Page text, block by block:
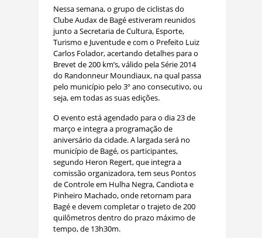
Nessa semana, o grupo de ciclistas do
Clube Audax de Bagé estiveram reunidos
junto a Secretaria de Cultura, Esporte,
Turismo e Juventude e com o Prefeito Luiz
Carlos Folador, acertando detalhes para o
Brevet de 200 km’s, válido pela Série 2014
do Randonneur Moundiaux, na qual passa
pelo município pelo 3º ano consecutivo, ou
seja, em todas as suas edições.
O evento está agendado para o dia 23 de
março e integra a programação de
aniversário da cidade. A largada será no
município de Bagé, os participantes,
segundo Heron Regert, que integra a
comissão organizadora, tem seus Pontos
de Controle em Hulha Negra, Candiota e
Pinheiro Machado, onde retornam para
Bagé e devem completar o trajeto de 200
quilômetros dentro do prazo máximo de
tempo, de 13h30m.